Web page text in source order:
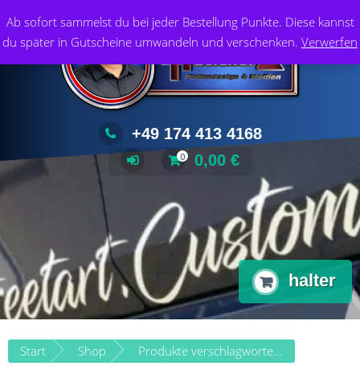
Ab sofort sammelst du bei jeder Bestellung Punkte. Diese kannst
du später in Gutscheine umwandeln und verschenken. Verwerfen
Inhalt
springen
+49 174 413 4168
0 0,00 €
halter
Start Shop Produkte verschlagwortet mit „halter“